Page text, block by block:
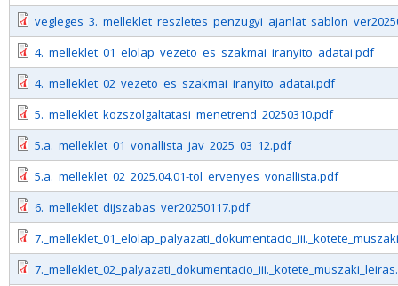
4._melleklet_01_elolap_vezeto_es_szakmai_iranyito_adatai.pdf
4._melleklet_02_vezeto_es_szakmai_iranyito_adatai.pdf
5._melleklet_kozszolgaltatasi_menetrend_20250310.pdf
5.a._melleklet_01_vonallista_jav_2025_03_12.pdf
5.a._melleklet_02_2025.04.01-tol_ervenyes_vonallista.pdf
6._melleklet_dijszabas_ver20250117.pdf